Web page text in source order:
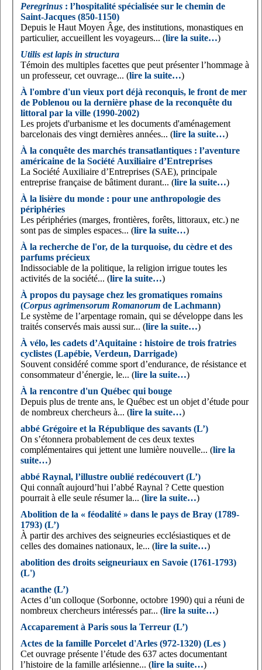
Peregrinus : l’hospitalité spécialisée sur le chemin de
Saint-Jacques (850-1150)
Depuis le Haut Moyen Âge, des institutions, monastiques en
particulier, accueillent les voyageurs... (lire la suite…)
Utilis est lapis in structura
Témoin des multiples facettes que peut présenter l’hommage à
un professeur, cet ouvrage... (lire la suite…)
À l'ombre d'un vieux port déjà reconquis, le front de mer
de Poblenou ou la dernière phase de la reconquête du
littoral par la ville (1990-2002)
Les projets d'urbanisme et les documents d'aménagement
barcelonais des vingt dernières années... (lire la suite…)
À la conquête des marchés transatlantiques : l’aventure
américaine de la Société Auxiliaire d’Entreprises
La Société Auxiliaire d’Entreprises (SAE), principale
entreprise française de bâtiment durant... (lire la suite…)
À la lisière du monde : pour une anthropologie des
périphéries
Les périphéries (marges, frontières, forêts, littoraux, etc.) ne
sont pas de simples espaces... (lire la suite…)
À la recherche de l'or, de la turquoise, du cèdre et des
parfums précieux
Indissociable de la politique, la religion irrigue toutes les
activités de la société... (lire la suite…)
À propos du paysage chez les gromatiques romains
(Corpus agrimensorum Romanorum de Lachmann)
Le système de l’arpentage romain, qui se développe dans les
traités conservés mais aussi sur... (lire la suite…)
À vélo, les cadets d’Aquitaine : histoire de trois fratries
cyclistes (Lapébie, Verdeun, Darrigade)
Souvent considéré comme sport d’endurance, de résistance et
consommateur d’énergie, le... (lire la suite…)
À la rencontre d'un Québec qui bouge
Depuis plus de trente ans, le Québec est un objet d’étude pour
de nombreux chercheurs à... (lire la suite…)
abbé Grégoire et la République des savants (L’)
On s’étonnera probablement de ces deux textes
complémentaires qui jettent une lumière nouvelle... (lire la
suite…)
abbé Raynal, l’illustre oublié redécouvert (L’)
Qui connaît aujourd’hui l’abbé Raynal ? Cette question
pourrait à elle seule résumer la... (lire la suite…)
Abolition de la « féodalité » dans le pays de Bray (1789-
1793) (L’)
À partir des archives des seigneuries ecclésiastiques et de
celles des domaines nationaux, le... (lire la suite…)
abolition des droits seigneuriaux en Savoie (1761-1793)
(L')
acanthe (L’)
Actes d’un colloque (Sorbonne, octobre 1990) qui a réuni de
nombreux chercheurs intéressés par... (lire la suite…)
Accaparement à Paris sous la Terreur (L’)
Actes de la famille Porcelet d'Arles (972-1320) (Les )
Cet ouvrage présente l’étude des 637 actes documentant
l’histoire de la famille arlésienne... (lire la suite…)